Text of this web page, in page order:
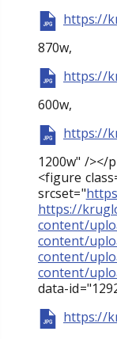
https://
870w,
https://
600w,
https://
1200w" /></
<figure
srcset="
https://
content/
content/
content/
content/
data-
https://